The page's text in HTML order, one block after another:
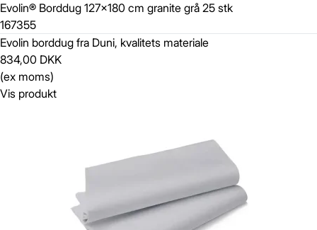
Evolin® Borddug 127x180 cm granite grå 25 stk
167355
Evolin borddug fra Duni, kvalitets materiale
834,00 DKK
(ex moms)
Vis produkt